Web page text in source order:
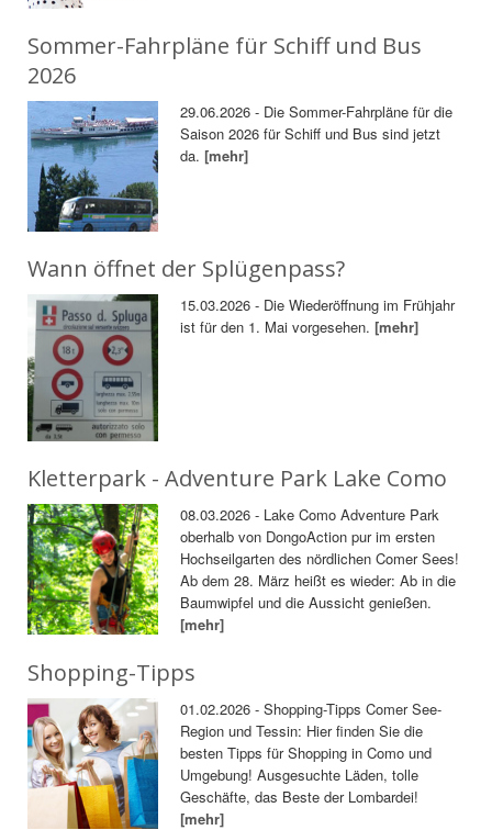
Sommer-Fahrpläne für Schiff und Bus
2026
29.06.2026 - Die Sommer-Fahrpläne für die
Saison 2026 für Schiff und Bus sind jetzt
da.[mehr]
Wann öffnet der Splügenpass?
15.03.2026 - Die Wiederöffnung im Frühjahr
ist für den 1. Mai vorgesehen.[mehr]
Kletterpark - Adventure Park Lake Como
08.03.2026 - Lake Como Adventure Park
oberhalb von DongoAction pur im ersten
Hochseilgarten des nördlichen Comer Sees!
Ab dem 28. März heißt es wieder: Ab in die
Baumwipfel und die Aussicht genießen.
[mehr]
Shopping-Tipps
01.02.2026 - Shopping-Tipps Comer See-
Region und Tessin: Hier finden Sie die
besten Tipps für Shopping in Como und
Umgebung! Ausgesuchte Läden, tolle
Geschäfte, das Beste der Lombardei!
[mehr]